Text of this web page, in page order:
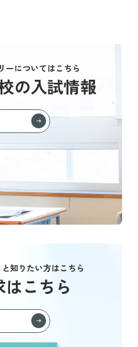
ーについてはこちら
の入試情報
知りたい方はこちら
こちら